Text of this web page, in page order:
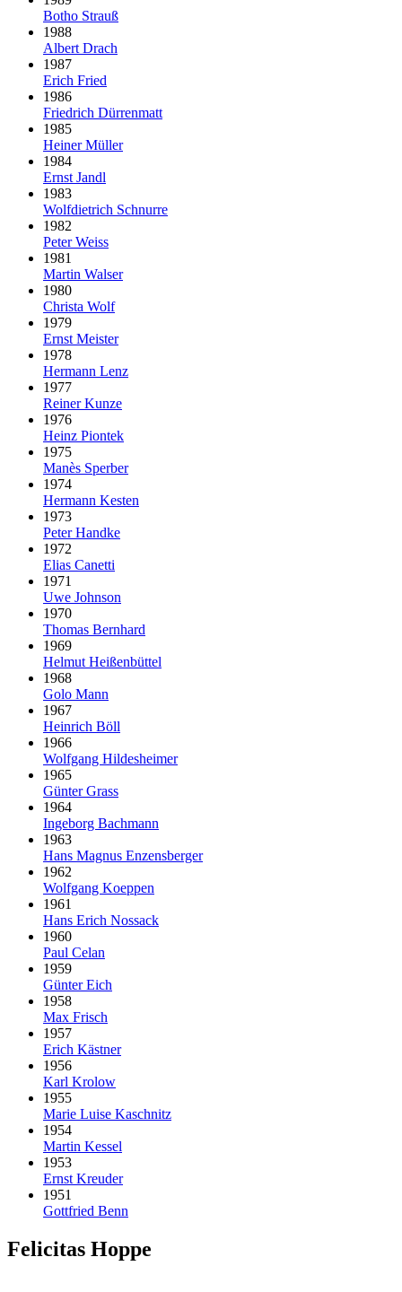
Botho Strauß
1988
Albert Drach
1987
Erich Fried
1986
Friedrich Dürrenmatt
1985
Heiner Müller
1984
Ernst Jandl
1983
Wolfdietrich Schnurre
1982
Peter Weiss
1981
Martin Walser
1980
Christa Wolf
1979
Ernst Meister
1978
Hermann Lenz
1977
Reiner Kunze
1976
Heinz Piontek
1975
Manès Sperber
1974
Hermann Kesten
1973
Peter Handke
1972
Elias Canetti
1971
Uwe Johnson
1970
Thomas Bernhard
1969
Helmut Heißenbüttel
1968
Golo Mann
1967
Heinrich Böll
1966
Wolfgang Hildesheimer
1965
Günter Grass
1964
Ingeborg Bachmann
1963
Hans Magnus Enzensberger
1962
Wolfgang Koeppen
1961
Hans Erich Nossack
1960
Paul Celan
1959
Günter Eich
1958
Max Frisch
1957
Erich Kästner
1956
Karl Krolow
1955
Marie Luise Kaschnitz
1954
Martin Kessel
1953
Ernst Kreuder
1951
Gottfried Benn
Felicitas Hoppe